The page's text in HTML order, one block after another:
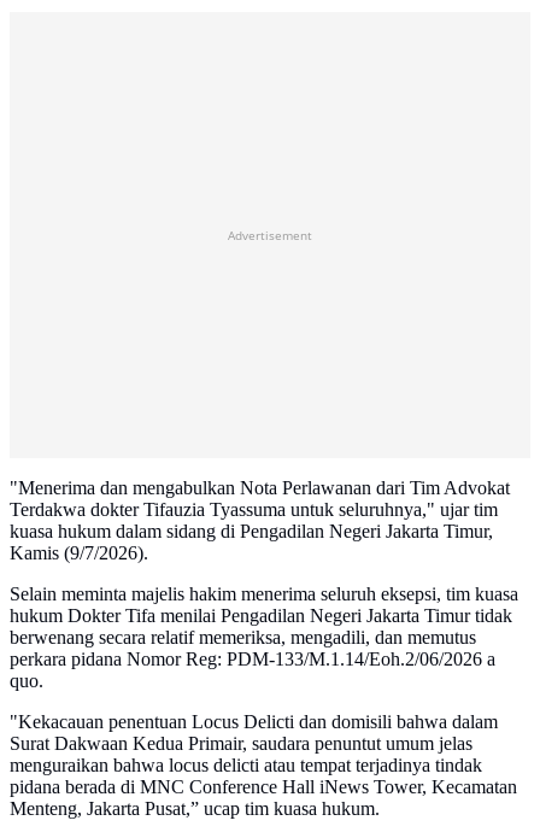
Advertisement
"Menerima dan mengabulkan Nota Perlawanan dari Tim Advokat
Terdakwa dokter Tifauzia Tyassuma untuk seluruhnya," ujar tim
kuasa hukum dalam sidang di Pengadilan Negeri Jakarta Timur,
Kamis (9/7/2026).
Selain meminta majelis hakim menerima seluruh eksepsi, tim kuasa
hukum Dokter Tifa menilai Pengadilan Negeri Jakarta Timur tidak
berwenang secara relatif memeriksa, mengadili, dan memutus
perkara pidana Nomor Reg: PDM-133/M.1.14/Eoh.2/06/2026 a
quo.
"Kekacauan penentuan Locus Delicti dan domisili bahwa dalam
Surat Dakwaan Kedua Primair, saudara penuntut umum jelas
menguraikan bahwa locus delicti atau tempat terjadinya tindak
pidana berada di MNC Conference Hall iNews Tower, Kecamatan
Menteng, Jakarta Pusat,” ucap tim kuasa hukum.